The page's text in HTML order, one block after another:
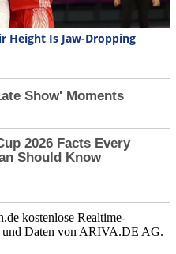
kostenlose Realtime-
Daten von ARIVA.DE AG.